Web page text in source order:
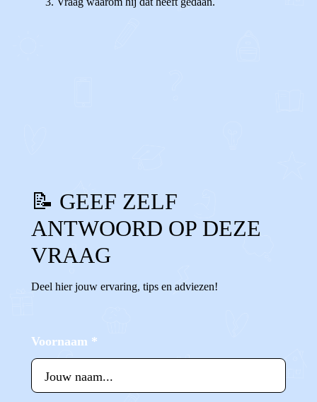
📝 GEEF ZELF
ANTWOORD OP DEZE
VRAAG
Deel hier jouw ervaring, tips en adviezen!
Voornaam *